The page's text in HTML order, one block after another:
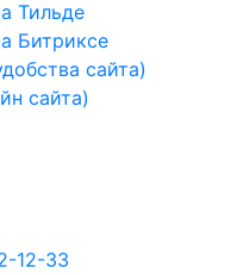
Тильде
Битриксе
сайта)
сайта)
12-33